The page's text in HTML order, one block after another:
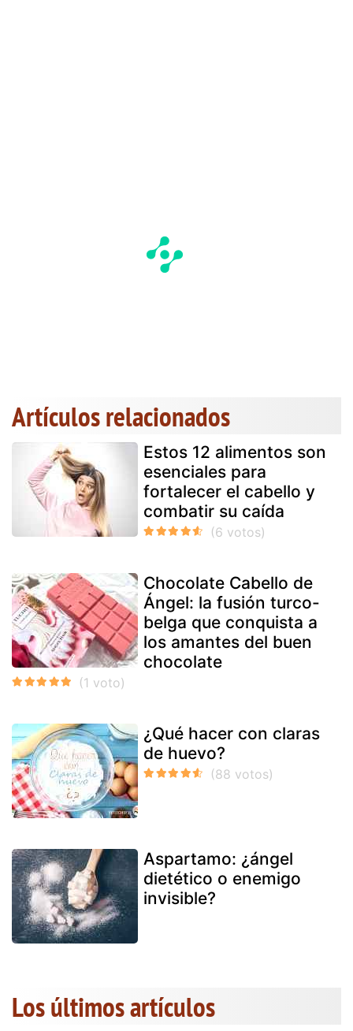
Artículos relacionados
Estos 12 alimentos son
esenciales para
fortalecer el cabello y
combatir su caída
Chocolate Cabello de
Ángel: la fusión turco-
belga que conquista a
los amantes del buen
chocolate
¿Qué hacer con claras
de huevo?
Aspartamo: ¿ángel
dietético o enemigo
invisible?
Los últimos artículos